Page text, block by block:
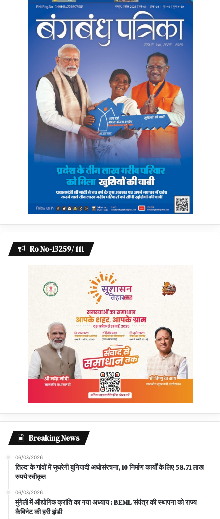
Ro No-13259/ 111
Breaking News
06/08/2026
तिल्दा के गांवों में सुधरेगी बुनियादी अधोसंरचना, 10 निर्माण कार्यों के लिए 58.71 लाख
रुपये स्वीकृत
06/08/2026
मुंगेली में औद्योगिक क्रांति का नया अध्याय : BEML संयंत्र की स्थापना को राज्य
कैबिनेट की हरी झंडी